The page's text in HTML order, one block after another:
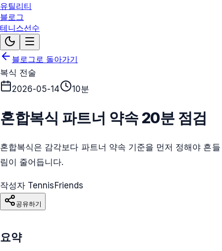
유틸리티
블로그
테니스선수
블로그로 돌아가기
복식 전술
2026-05-14
10분
혼합복식 파트너 약속 20분 점검
혼합복식은 감각보다 파트너 약속 기준을 먼저 정해야 흔들
림이 줄어듭니다.
작성자 TennisFriends
공유하기
요약